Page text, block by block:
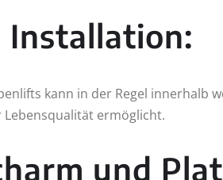
Installation:
kann in der Regel innerhalb
ermöglicht.
und